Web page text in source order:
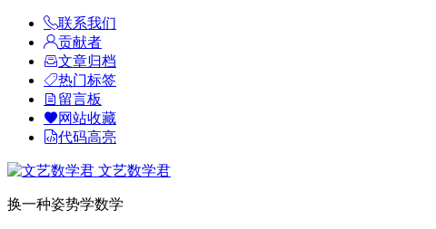
联系我们
贡献者
文章归档
热门标签
留言板
网站收藏
代码高亮
文艺数学君
换一种姿势学数学